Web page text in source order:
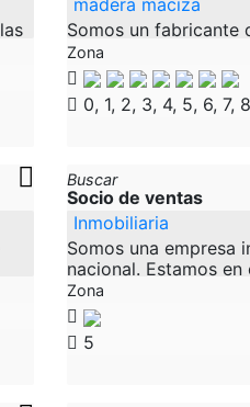
madera maciza
Somos un fabricante
diseño - cocinas de
madera maciza -
maciza. Entregamos
queremos ampliar
Zona
0, 1, 2, 3, 4, 5, 6, 7,
a
Buscar
Socio de ventas
Inmobiliaria
Somos una empresa
nacional. Estamos
bienes inmuebles de
inmobiliaria,
Zona
5